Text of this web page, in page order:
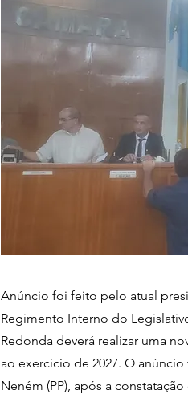
Anúncio foi feito pelo atual
Regimento Interno do
Redonda deverá realizar uma
ao exercício de 2027. O
Neném (PP), após a